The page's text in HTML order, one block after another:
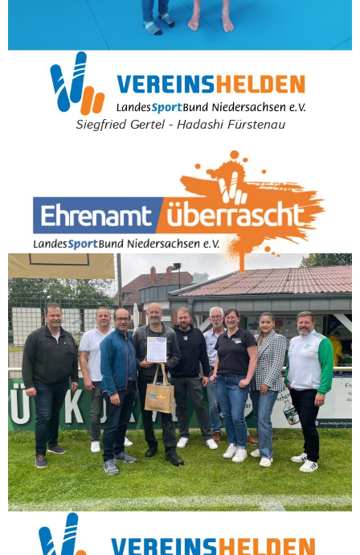
Siegfried Gertel - Hadashi Fürstenau